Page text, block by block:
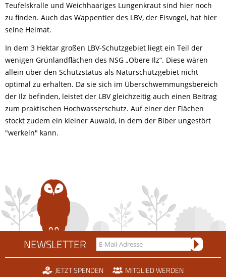
Teufelskralle und Weichhaariges Lungenkraut sind hier noch
zu finden. Auch das Wappentier des LBV, der Eisvogel, hat hier
seine Heimat.
In dem 3 Hektar großen LBV-Schutzgebiet liegt ein Teil der
wenigen Grünlandflächen des NSG „Obere Ilz“. Diese wären
allein über den Schutzstatus als Naturschutzgebiet nicht
optimal zu erhalten. Da sie sich im Überschwemmungsbereich
der Ilz befinden, leistet der LBV gleichzeitig auch einen Beitrag
zum praktischen Hochwasserschutz. Auf einer der Flächen
stockt zudem ein kleiner Auwald, in dem der Biber ungestört
"werkeln" kann.
NEWSLETTER
JETZT SPENDEN MITGLIED WERDEN